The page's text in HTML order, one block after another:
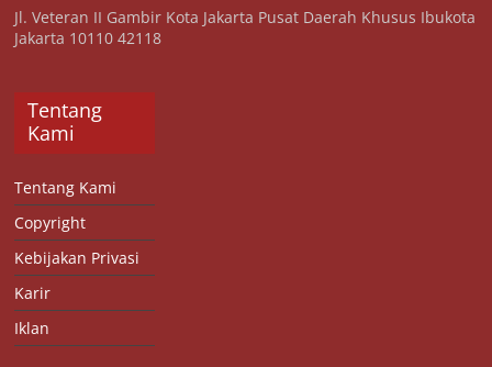
Jl. Veteran II Gambir Kota Jakarta Pusat Daerah Khusus Ibukota
Jakarta 10110 42118
Tentang
Kami
Tentang Kami
Copyright
Kebijakan Privasi
Karir
Iklan